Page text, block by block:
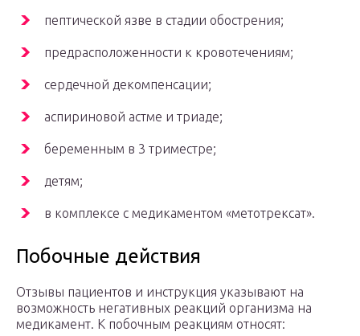
пептической язве в стадии обострения;
предрасположенности к кровотечениям;
сердечной декомпенсации;
аспириновой астме и триаде;
беременным в 3 триместре;
детям;
в комплексе с медикаментом «метотрексат».
Побочные действия
Отзывы пациентов и инструкция указывают на
возможность негативных реакций организма на
медикамент. К побочным реакциям относят: